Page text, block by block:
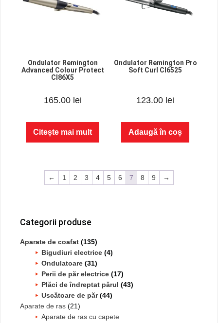
Ondulator Remington
Advanced Colour Protect
CI86X5
0
o
5
165.00 lei
Citește mai mult
Ondulator Remington Pro
Soft Curl CI6525
0
o
5
123.00 lei
Adaugă în coș
← 1 2 3 4 5 6 7 8 9 →
Categorii produse
Aparate de coafat (135)
Bigudiuri electrice (4)
Ondulatoare (31)
Perii de păr electrice (17)
Plăci de îndreptat părul (43)
Uscătoare de păr (44)
Aparate de ras (21)
Aparate de ras cu capete